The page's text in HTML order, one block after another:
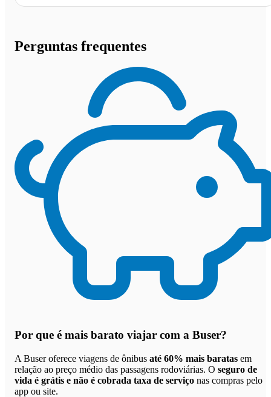
Perguntas frequentes
Por que é mais barato viajar com a Buser?
A Buser oferece viagens de ônibus até 60% mais baratas em
relação ao preço médio das passagens rodoviárias. O seguro de
vida é grátis e não é cobrada taxa de serviço nas compras pelo
app ou site.